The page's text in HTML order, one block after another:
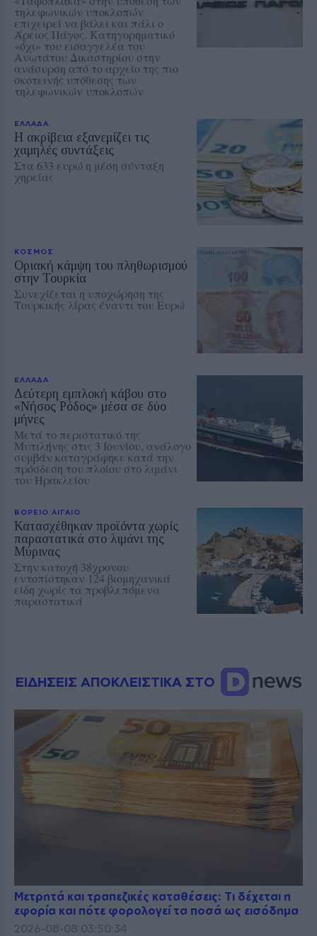
τηλεφωνικών υποκλοπών
επιχειρεί να βάλει και πάλι ο
Άρειος Πάγος. Κατηγορηματικό
«όχι» του εισαγγελέα του
Ανωτάτου Δικαστηρίου στην
ανάσυρση από το αρχείο της πιο
σκοτεινής υπόθεσης των
τηλεφωνικών υποκλοπών
ΕΛΛΑΔΑ
Η ακρίβεια εξανεμίζει τις
χαμηλές συντάξεις
Στα 633 ευρώ η μέση σύνταξη
χηρείας
ΚΟΣΜΟΣ
Οριακή κάμψη του πληθωρισμού
στην Τουρκία
Συνεχίζεται η υποχώρηση της
Τουρκικής λίρας έναντι του Ευρώ
ΕΛΛΑΔΑ
Δεύτερη εμπλοκή κάβου στο
«Νήσος Ρόδος» μέσα σε δύο
μήνες
Μετά το περιστατικό της
Μυτιλήνης στις 3 Ιουνίου, ανάλογο
συμβάν καταγράφηκε κατά την
πρόσδεση του πλοίου στο λιμάνι
του Ηρακλείου
ΒΟΡΕΙΟ ΑΙΓΑΙΟ
Κατασχέθηκαν προϊόντα χωρίς
παραστατικά στο λιμάνι της
Μύρινας
Στην κατοχή 38χρονου
εντοπίστηκαν 124 βιομηχανικά
είδη χωρίς τα προβλεπόμενα
παραστατικά
ΕΙΔΗΣΕΙΣ ΑΠΟΚΛΕΙΣΤΙΚΑ ΣΤΟ
Μετρητά και τραπεζικές καταθέσεις: Τι δέχεται η
εφορία και πότε φορολογεί τα ποσά ως εισόδημα
2026-08-08 03:50:34